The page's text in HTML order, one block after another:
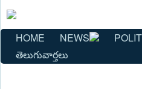
HOME NEWS
తెలుగువార్తలు